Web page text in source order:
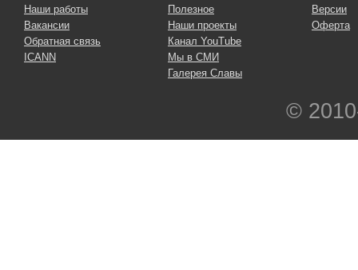
Наши работы
Вакансии
Обратная связь
ICANN
Полезное
Наши проекты
Канал YouTube
Мы в СМИ
Галерея Славы
Версии
Оферта
©